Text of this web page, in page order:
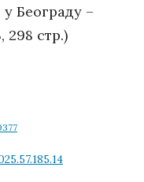
Београду –
стр.)